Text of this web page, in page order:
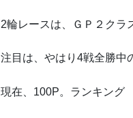
2輪レースは、ＧＰ２クラ
注目は、やはり4戦全勝中
現在、100P。ランキング